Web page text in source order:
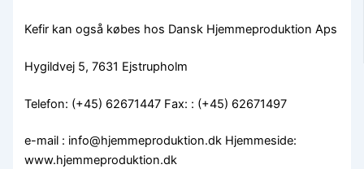
Kefir kan også købes hos Dansk Hjemmeproduktion Aps
Hygildvej 5, 7631 Ejstrupholm
Telefon: (+45) 62671447 Fax: : (+45) 62671497
e-mail : info@hjemmeproduktion.dk Hjemmeside:
www.hjemmeproduktion.dk